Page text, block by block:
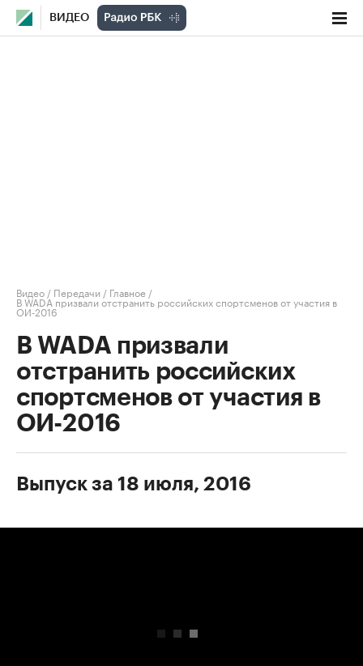
ВИДЕО
Видео / Передачи / Главное /
В WADA призвали отстранить российских спортсменов от участия в
ОИ-2016
В WADA призвали
отстранить российских
спортсменов от участия в
ОИ-2016
Выпуск за 18 июля, 2016